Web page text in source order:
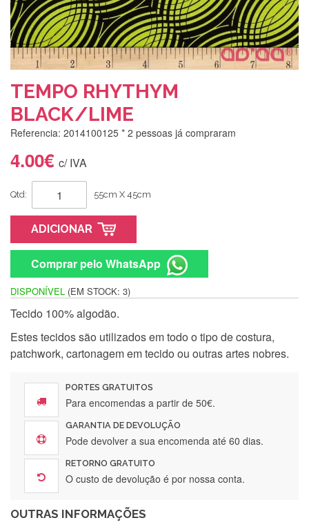
TEMPO RHYTHYM
BLACK/LIME
Referencia: 2014100125 * 2 pessoas já compraram
4.00€ c/ IVA
Qtd: 55cm X 45cm
ADICIONAR
Comprar pelo WhatsApp
DISPONÍVEL (EM STOCK: 3)
Tecido 100% algodão.
Estes tecidos são utilizados em todo o tipo de costura,
patchwork, cartonagem em tecido ou outras artes nobres.
PORTES GRATUITOS
Para encomendas a partir de 50€.
GARANTIA DE DEVOLUÇÃO
Pode devolver a sua encomenda até 60 dias.
RETORNO GRATUITO
O custo de devolução é por nossa conta.
OUTRAS INFORMAÇÕES